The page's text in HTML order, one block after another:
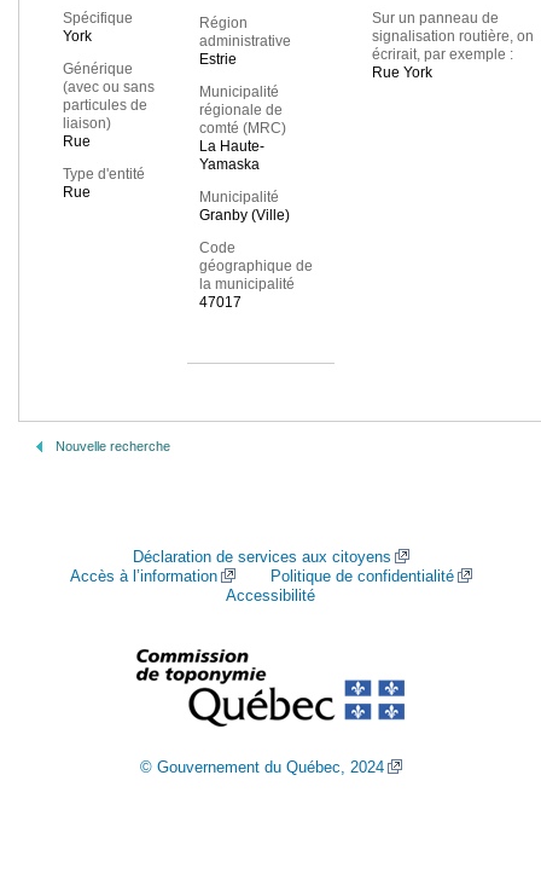
Spécifique
York
Générique
(avec ou sans
particules de
liaison)
Rue
Type d'entité
Rue
Région
administrative
Estrie
Municipalité
régionale de
comté (MRC)
La Haute-
Yamaska
Municipalité
Granby (Ville)
Code
géographique de
la municipalité
47017
Sur un panneau de
signalisation routière, on
écrirait, par exemple :
Rue York
Nouvelle recherche
Déclaration de services aux citoyens
Accès à l’information
Politique de confidentialité
Accessibilité
© Gouvernement du Québec, 2024